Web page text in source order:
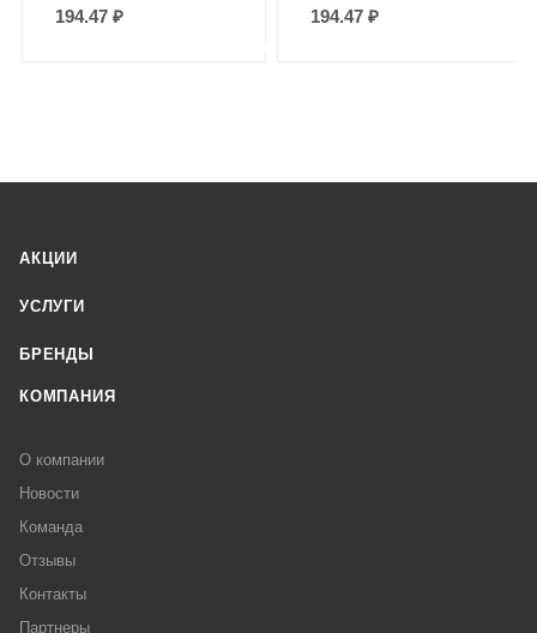
194.47 ₽ 194.47 ₽
АКЦИИ
УСЛУГИ
БРЕНДЫ
КОМПАНИЯ
О компании
Новости
Команда
Отзывы
Контакты
Партнеры